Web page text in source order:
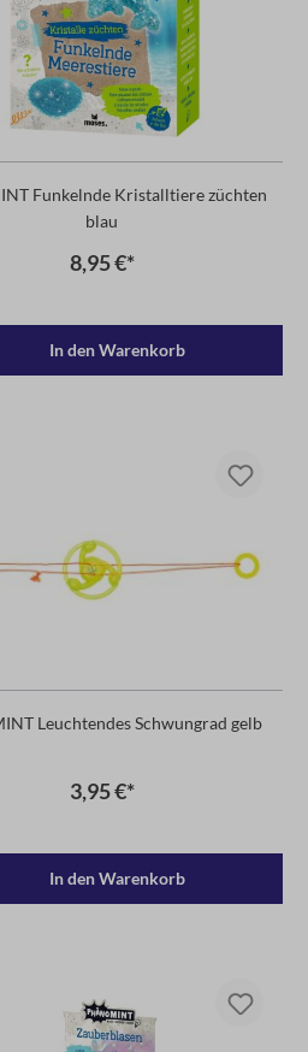
Funkelnde Kristalltiere züchten
blau
8,95 €*
In den Warenkorb
Leuchtendes Schwungrad gelb
3,95 €*
In den Warenkorb